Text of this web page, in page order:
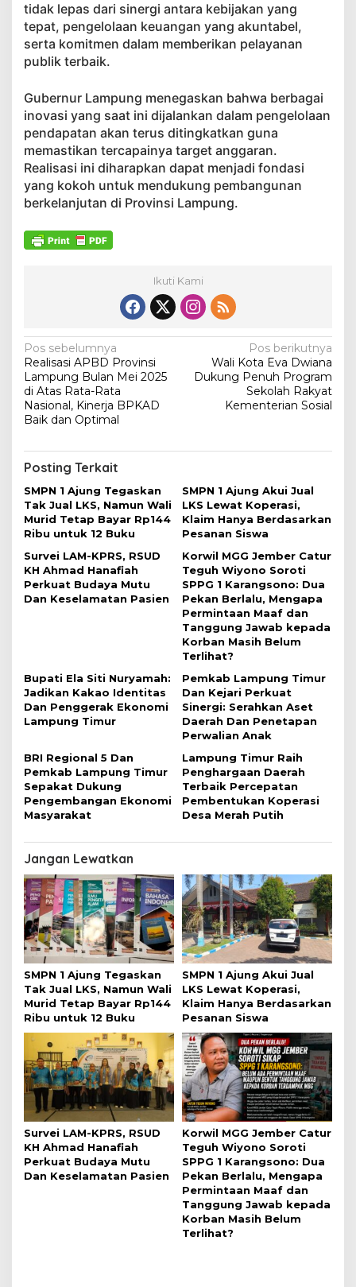
tidak lepas dari sinergi antara kebijakan yang
tepat, pengelolaan keuangan yang akuntabel,
serta komitmen dalam memberikan pelayanan
publik terbaik.
Gubernur Lampung menegaskan bahwa berbagai
inovasi yang saat ini dijalankan dalam pengelolaan
pendapatan akan terus ditingkatkan guna
memastikan tercapainya target anggaran.
Realisasi ini diharapkan dapat menjadi fondasi
yang kokoh untuk mendukung pembangunan
berkelanjutan di Provinsi Lampung.
Ikuti Kami
N
a
v
i
a
s
i
p
o
s
Pos sebelumnya
Realisasi APBD Provinsi
Lampung Bulan Mei 2025
di Atas Rata-Rata
Nasional, Kinerja BPKAD
Baik dan Optimal
Pos berikutnya
Wali Kota Eva Dwiana
Dukung Penuh Program
Sekolah Rakyat
Kementerian Sosial
Posting Terkait
SMPN 1 Ajung Tegaskan
Tak Jual LKS, Namun Wali
Murid Tetap Bayar Rp144
Ribu untuk 12 Buku
SMPN 1 Ajung Akui Jual
LKS Lewat Koperasi,
Klaim Hanya Berdasarkan
Pesanan Siswa
Survei LAM-KPRS, RSUD
KH Ahmad Hanafiah
Perkuat Budaya Mutu
Dan Keselamatan Pasien
Korwil MGG Jember Catur
Teguh Wiyono Soroti
SPPG 1 Karangsono: Dua
Pekan Berlalu, Mengapa
Permintaan Maaf dan
Tanggung Jawab kepada
Korban Masih Belum
Terlihat?
Bupati Ela Siti Nuryamah:
Jadikan Kakao Identitas
Dan Penggerak Ekonomi
Lampung Timur
Pemkab Lampung Timur
Dan Kejari Perkuat
Sinergi: Serahkan Aset
Daerah Dan Penetapan
Perwalian Anak
BRI Regional 5 Dan
Pemkab Lampung Timur
Sepakat Dukung
Pengembangan Ekonomi
Masyarakat
Lampung Timur Raih
Penghargaan Daerah
Terbaik Percepatan
Pembentukan Koperasi
Desa Merah Putih
Jangan Lewatkan
SMPN 1 Ajung Tegaskan
Tak Jual LKS, Namun Wali
Murid Tetap Bayar Rp144
Ribu untuk 12 Buku
SMPN 1 Ajung Akui Jual
LKS Lewat Koperasi,
Klaim Hanya Berdasarkan
Pesanan Siswa
Survei LAM-KPRS, RSUD
KH Ahmad Hanafiah
Perkuat Budaya Mutu
Dan Keselamatan Pasien
Korwil MGG Jember Catur
Teguh Wiyono Soroti
SPPG 1 Karangsono: Dua
Pekan Berlalu, Mengapa
Permintaan Maaf dan
Tanggung Jawab kepada
Korban Masih Belum
Terlihat?